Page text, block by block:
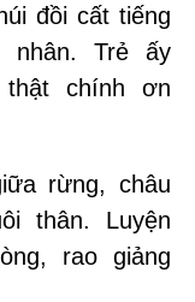
đồi cất tiếng
nhân. Trẻ ấy
chính ơn
rừng, châu
thân. Luyện
rao giảng